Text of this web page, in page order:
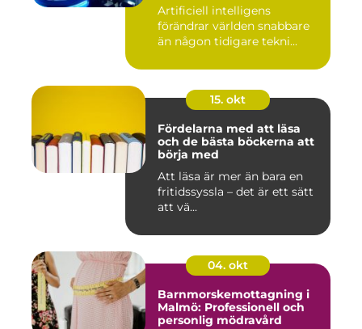
Artificiell intelligens
förändrar världen snabbare
än någon tidigare tekni...
15. okt
Fördelarna med att läsa
och de bästa böckerna att
börja med
Att läsa är mer än bara en
fritidssyssla – det är ett sätt
att vä...
04. okt
Barnmorskemottagning i
Malmö: Professionell och
personlig mödravård